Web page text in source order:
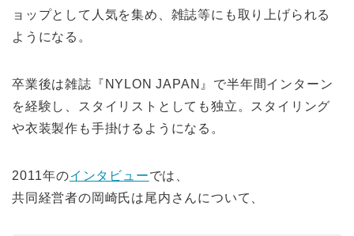
ョップとして人気を集め、雑誌等にも取り上げられる
ようになる。
卒業後は雑誌『NYLON JAPAN』で半年間インターン
を経験し、スタイリストとしても独立。スタイリング
や衣装製作も手掛けるようになる。
2011年のインタビューでは、
共同経営者の岡崎氏は尾内さんについて、